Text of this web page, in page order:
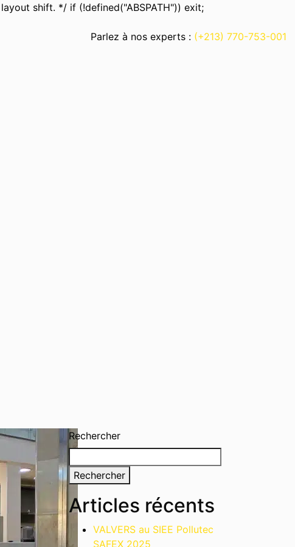
shift. */ if (!defined("ABSPATH")) exit;
Parlez à nos experts : (+213) 770-753-001
Rechercher
Rechercher
Articles récents
VALVERS au SIEE Pollutec
SAFEX 2025